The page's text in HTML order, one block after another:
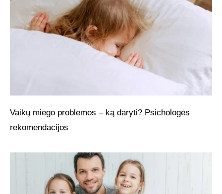
Vaikų miego problemos – ką daryti? Psichologės
rekomendacijos